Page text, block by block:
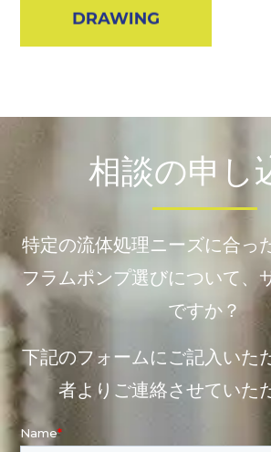
相談の申し
特定の流体処理ニーズに合っ
フラムポンプ選びについて、
ですか？
下記のフォームにご記入いた
者よりご連絡させていた